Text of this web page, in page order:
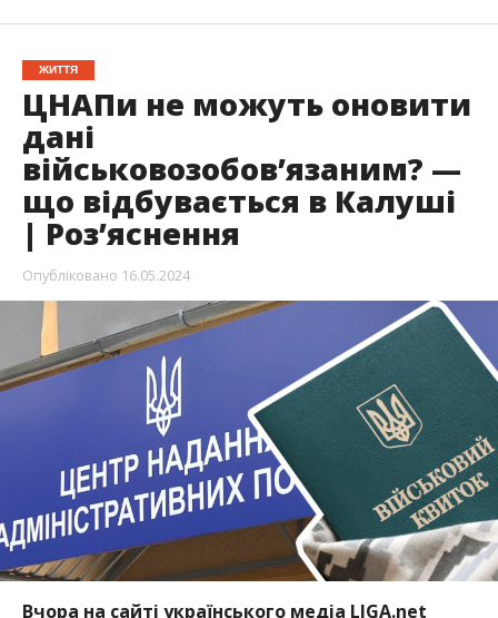
ЖИТТЯ
ЦНАПи не можуть оновити
дані
військовозобов’язаним? —
що відбувається в Калуші
| Роз’яснення
Опубліковано 16.05.2024
Вчора на сайті українського медіа LIGA.net